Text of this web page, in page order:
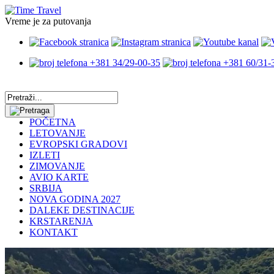
Vreme je za putovanja
+381 34/29-00-35 +381 60/31-
POČETNA
LETOVANJE
EVROPSKI GRADOVI
IZLETI
ZIMOVANJE
AVIO KARTE
SRBIJA
NOVA GODINA 2027
DALEKE DESTINACIJE
KRSTARENJA
KONTAKT